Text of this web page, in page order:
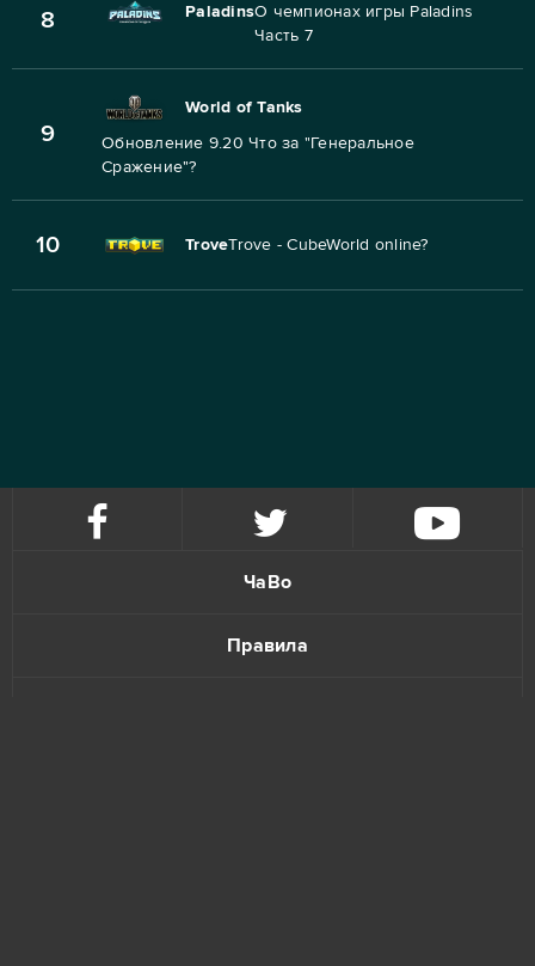
8 PaladinsО чемпионах игры Paladins
Часть 7
9
World of Tanks
Обновление 9.20 Что за "Генеральное
Сражение"?
10 TroveTrove - CubeWorld online?
ЧаВо
Правила